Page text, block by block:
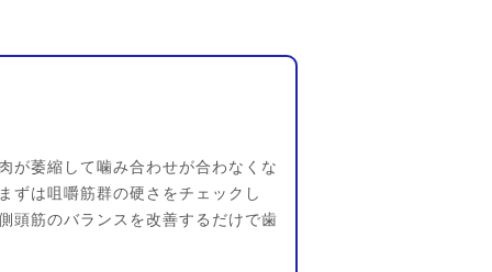
が萎縮して噛み合わせが合わなくな
ずは咀嚼筋群の硬さをチェックし
頭筋のバランスを改善するだけで歯